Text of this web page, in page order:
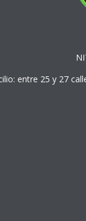
entre 25 y 27